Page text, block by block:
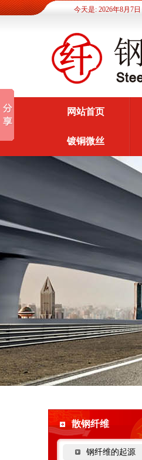
今天是: 2026年8月7
网站首页
镀铜微丝
散钢纤维
钢纤维的起源